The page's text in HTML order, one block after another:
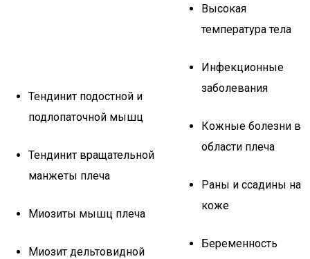
Тендинит подостной и
подлопаточной мышц
Тендинит вращательной
манжеты плеча
Миозиты мышц плеча
Миозит дельтовидной
Высокая
температура тела
Инфекционные
заболевания
Кожные болезни в
области плеча
Раны и ссадины на
коже
Беременность